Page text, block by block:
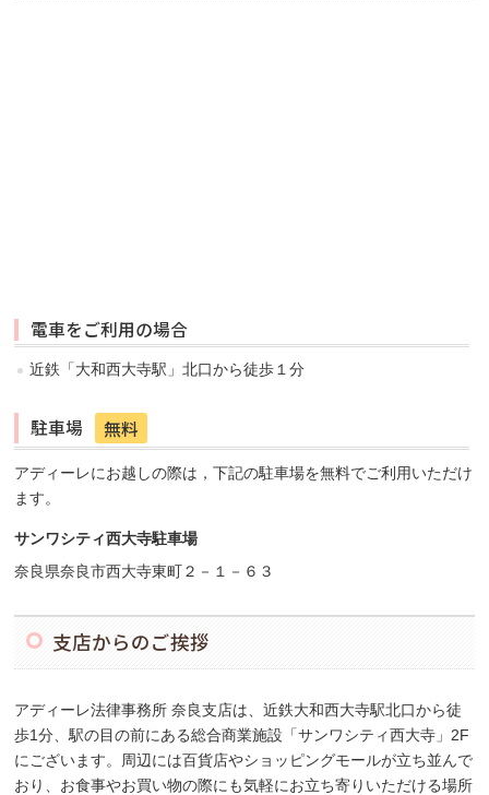
電車をご利用の場合
近鉄「大和西大寺駅」北口から徒歩１分
駐車場 無料
アディーレにお越しの際は，下記の駐車場を無料でご利用いただけ
ます。
サンワシティ西大寺駐車場
奈良県奈良市西大寺東町２－１－６３
支店からのご挨拶
アディーレ法律事務所 奈良支店は、近鉄大和西大寺駅北口から徒
歩1分、駅の目の前にある総合商業施設「サンワシティ西大寺」2F
にございます。周辺には百貨店やショッピングモールが立ち並んで
おり、お食事やお買い物の際にも気軽にお立ち寄りいただける場所